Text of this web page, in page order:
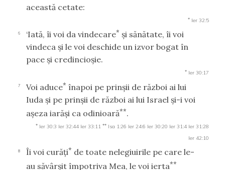
această cetate:
* Ier 32:5
6 ‘Iată, îi voi da vindecare* şi sănătate, îi voi
vindeca şi le voi deschide un izvor bogat în
pace şi credincioşie.
* Ier 30:17
7 Voi aduce* înapoi pe prinşii de război ai lui
Iuda şi pe prinşii de război ai lui Israel şi-i voi
aşeza iarăşi ca odinioară**.
* Ier 30:3 Ier 32:44 Ier 33:11 ** Isa 1:26 Ier 24:6 Ier 30:20 Ier 31:4 Ier 31:28
Ier 42:10
8 Îi voi curăţi* de toate nelegiuirile pe care le-
au săvârşit împotriva Mea, le voi ierta**